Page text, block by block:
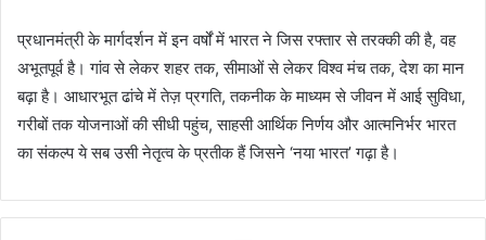
प्रधानमंत्री के मार्गदर्शन में इन वर्षों में भारत ने जिस रफ्तार से तरक्की की है, वह
अभूतपूर्व है। गांव से लेकर शहर तक, सीमाओं से लेकर विश्व मंच तक, देश का मान
बढ़ा है। आधारभूत ढांचे में तेज़ प्रगति, तकनीक के माध्यम से जीवन में आई सुविधा,
गरीबों तक योजनाओं की सीधी पहुंच, साहसी आर्थिक निर्णय और आत्मनिर्भर भारत
का संकल्प ये सब उसी नेतृत्व के प्रतीक हैं जिसने ‘नया भारत’ गढ़ा है।